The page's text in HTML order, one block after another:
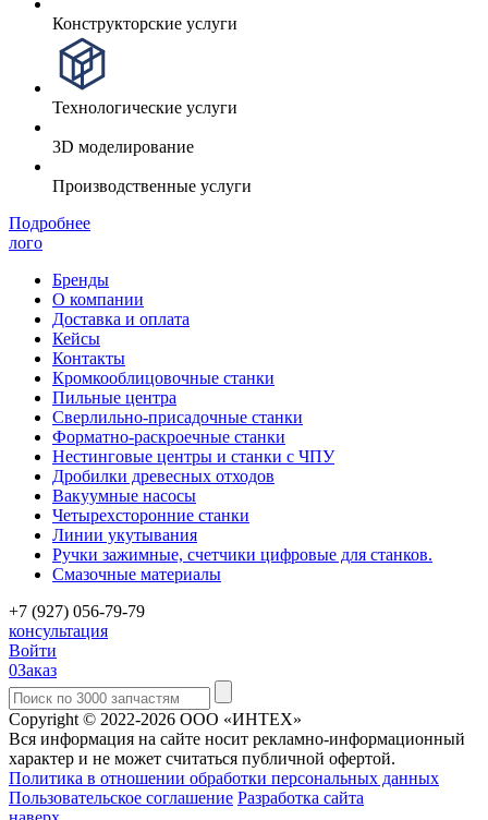
Конструкторские услуги
Технологические услуги
3D моделирование
Производственные услуги
Подробнее
лого
Бренды
О компании
Доставка и оплата
Кейсы
Контакты
Кромкооблицовочные станки
Пильные центра
Сверлильно-присадочные станки
Форматно-раскроечные станки
Нестинговые центры и станки с ЧПУ
Дробилки древесных отходов
Вакуумные насосы
Четырехсторонние станки
Линии укутывания
Ручки зажимные, счетчики цифровые для станков.
Смазочные материалы
+7 (927) 056-79-79
консультация
Войти
0Заказ
Copyright © 2022-2026 ООО «ИНТЕХ»
Вся информация на сайте носит рекламно-информационный
характер и не может считаться публичной офертой.
Политика в отношении обработки персональных данных
Пользовательское соглашение Разработка сайта